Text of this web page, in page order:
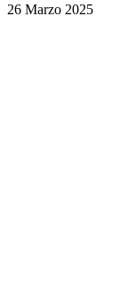
26 Marzo 2025